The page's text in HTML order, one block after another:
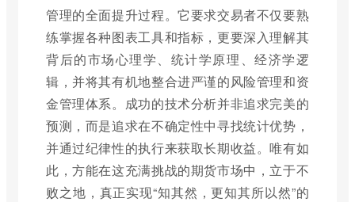
管理的全面提升过程。它要求交易者不仅要熟
练掌握各种图表工具和指标，更要深入理解其
背后的市场心理学、统计学原理、经济学逻
辑，并将其有机地整合进严谨的风险管理和资
金管理体系。成功的技术分析并非追求完美的
预测，而是追求在不确定性中寻找统计优势，
并通过纪律性的执行来获取长期收益。唯有如
此，方能在这充满挑战的期货市场中，立于不
败之地，真正实现“知其然，更知其所以然”的